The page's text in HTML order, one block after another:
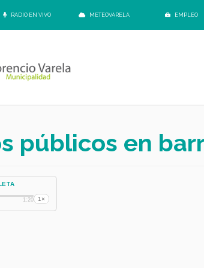
RADIO EN VIVO METEOVARELA EMPLEO
públicos en
1:20 1×